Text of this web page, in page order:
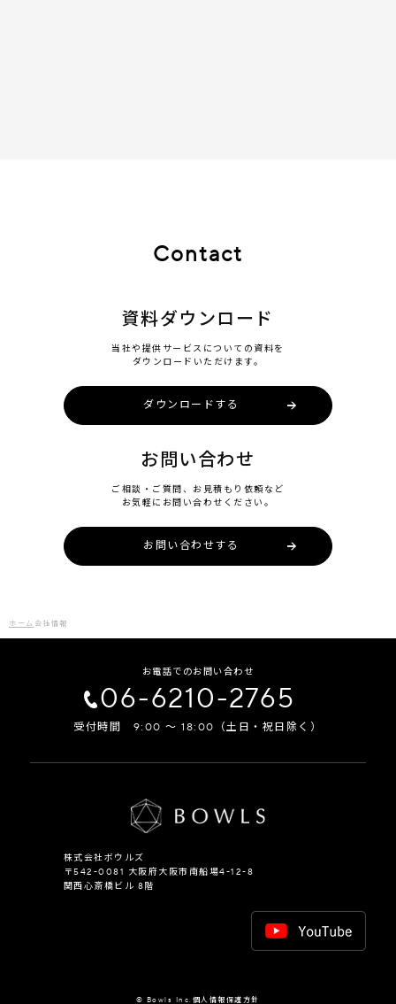
Contact
資料ダウンロード
当社や提供サービスについての資料を
ダウンロードいただけます。
ダウンロードする
お問い合わせ
ご相談・ご質問、お見積もり依頼など
お気軽にお問い合わせください。
お問い合わせする
ホーム 会社情報
お電話でのお問い合わせ
06-6210-2765
受付時間 9:00 ～ 18:00（土日・祝日除く）
株式会社ボウルズ
〒542-0081 大阪府大阪市南船場4-12-8
関西心斎橋ビル 8階
© Bowls Inc.個人情報保護方針